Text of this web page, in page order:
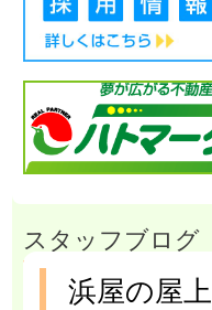
スタッフブログ
浜屋の屋上